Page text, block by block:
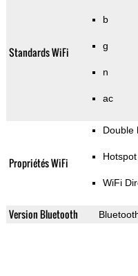
Standards WiFi
b
g
n
ac
Propriétés WiFi
Double
WiFi
Version Bluetooth